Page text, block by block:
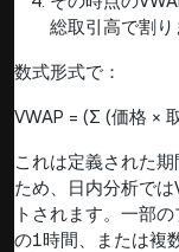
総取引高で割り
数式形式で：
VWAP = (Σ (価格 ×
これは定義された
ため、日内分析で
トされます。一部
の1時間、または複